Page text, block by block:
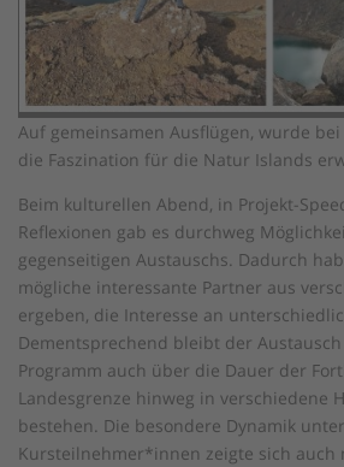
Auf gemeinsamen Ausflügen, wurde
die Faszination für die Natur Islands
Beim kulturellen Abend, in Projekt-
Reflexionen gab es durchweg
gegenseitigen Austauschs. Dadurch
mögliche interessante Partner aus
ergeben, die Interesse an
Dementsprechend bleibt der Austausch
Programm auch über die Dauer der
Landesgrenze hinweg in verschiedene
bestehen. Die besondere Dynamik
Kursteilnehmer*innen zeigte sich auch